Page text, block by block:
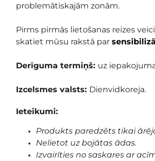
problemātiskajām zonām.
Pirms pirmās lietošanas reizes
skatiet mūsu rakstā par
Derīguma termiņš: uz
Izcelsmes valsts: Dienvidkoreja.
Ieteikumi:
Produkts paredzēts tikai
Nelietot uz bojātas ādas.
Izvairīties no saskares ar